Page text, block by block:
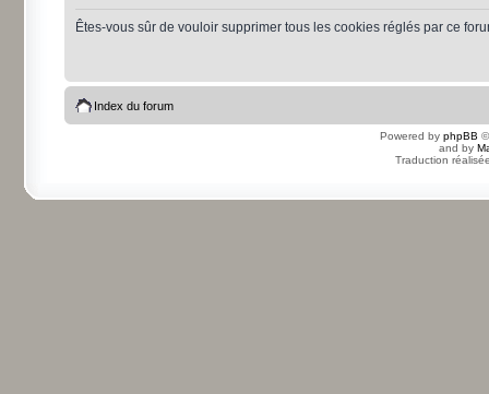
Êtes-vous sûr de vouloir supprimer tous les cookies réglés par ce
Index du forum
Powered by phpBB
and by
Traduction